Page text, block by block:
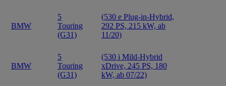
BMW
5
Touring
(G31)
(530 e Plug-in-Hybrid,
292 PS, 215 kW, ab
11/20)
BMW
5
Touring
(G31)
(530 i Mild-Hybrid
xDrive, 245 PS, 180
kW, ab 07/22)